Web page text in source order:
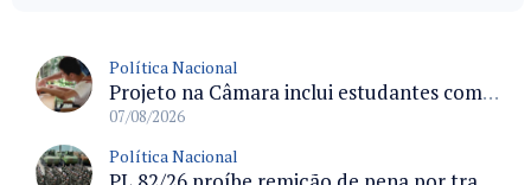
Política Nacional
Projeto na Câmara inclui estudantes com deficiência no regime escolar especial da LDB e estabelece critérios para frequência
07/08/2026
Política Nacional